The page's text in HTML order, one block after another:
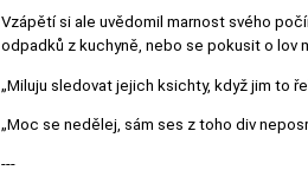
Vzápětí si ale uvědomil marnost svého
odpadků z kuchyně, nebo se pokusit o lov
„Miluju sledovat jejich ksichty, když jim to
„Moc se nedělej, sám ses z toho div
---